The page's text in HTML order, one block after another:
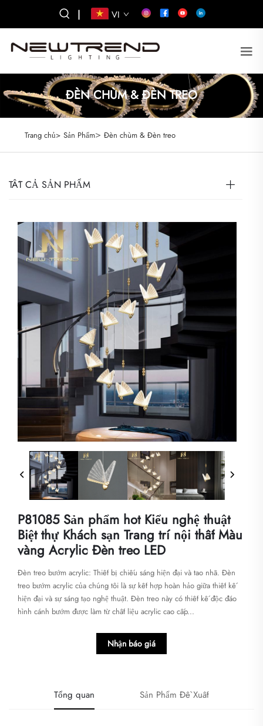
| VI
ĐÈN CHÙM & ĐÈN TREO
Trang chủ> Sản Phẩm> Đèn chùm & Đèn treo
TẤT CẢ SẢN PHẨM
P81085 Sản phẩm hot Kiểu nghệ thuật
Biệt thự Khách sạn Trang trí nội thất Màu
vàng Acrylic Đèn treo LED
Đèn treo bướm acrylic: Thiết bị chiếu sáng hiện đại và tao nhã. Đèn
treo bướm acrylic của chúng tôi là sự kết hợp hoàn hảo giữa thiết kế
hiện đại và sự sáng tạo nghệ thuật. Đèn treo này có thiết kế độc đáo
hình cánh bướm được làm từ chất liệu acrylic cao cấp...
Nhận báo giá
Tổng quan Sản Phẩm Đề Xuất